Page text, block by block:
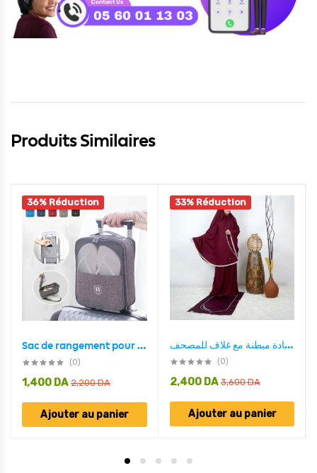
Produits Similaires
36% Réduction
Sac de rangement pour chaussures de voyage
(0)
2,200DA
1,400 DA
Ajouter au panier
33% Réduction
طقم صلاة نسائي 4 قطع برداء فضفاض وسجادة مبطنة مع غلاف للمصحف Kit De Prière 4 Pieces Pour Femmes En Tissu Doux Et Confortable
(0)
3,600DA
2,400 DA
Ajouter au panier